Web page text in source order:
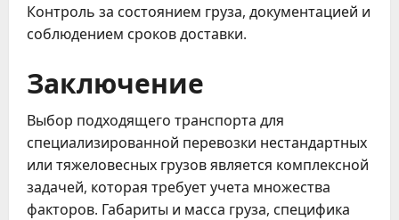
Контроль за состоянием груза, документацией и
соблюдением сроков доставки.
Заключение
Выбор подходящего транспорта для
специализированной перевозки нестандартных
или тяжеловесных грузов является комплексной
задачей, которая требует учета множества
факторов. Габариты и масса груза, специфика